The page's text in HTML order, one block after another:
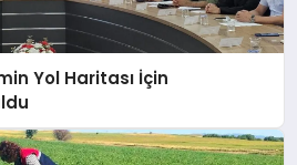
Yol Haritası İçin